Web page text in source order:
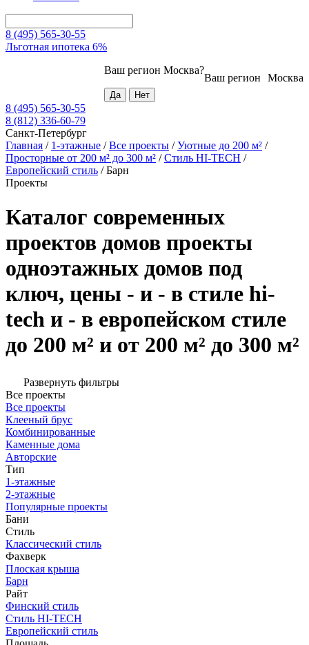
8 (495) 565-30-55
Льготная ипотека 6%
Москва
Ваш регион
Ваш регион Москва?
8 (495) 565-30-55
8 (812) 336-60-79
Санкт-Петербург
Главная / 1-этажные /Все проекты /Уютные до 200 м² /
Просторные от 200 м² до 300 м² /Стиль HI-TECH /
Европейский стиль /Барн
Проекты
Каталог современных
проектов домов проекты
одноэтажных домов под
ключ, цены - и - в стиле hi-
tech и - в европейском стиле
до 200 м² и от 200 м² до 300 м²
Развернуть фильтры
Все проекты
Все проекты
Клееный брус
Комбинированные
Каменные дома
Авторские
Тип
1-этажные
2-этажные
Популярные проекты
Бани
Стиль
Классический стиль
Фахверк
Плоская крыша
Барн
Райт
Финский стиль
Стиль HI-TECH
Европейский стиль